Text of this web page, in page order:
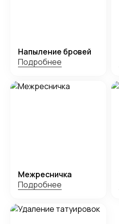
Напыление бровей
Подробнее
Межресничка
Подробнее